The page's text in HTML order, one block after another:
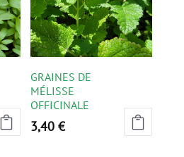
GRAINES DE
MÉLISSE
OFFICINALE
3,40€